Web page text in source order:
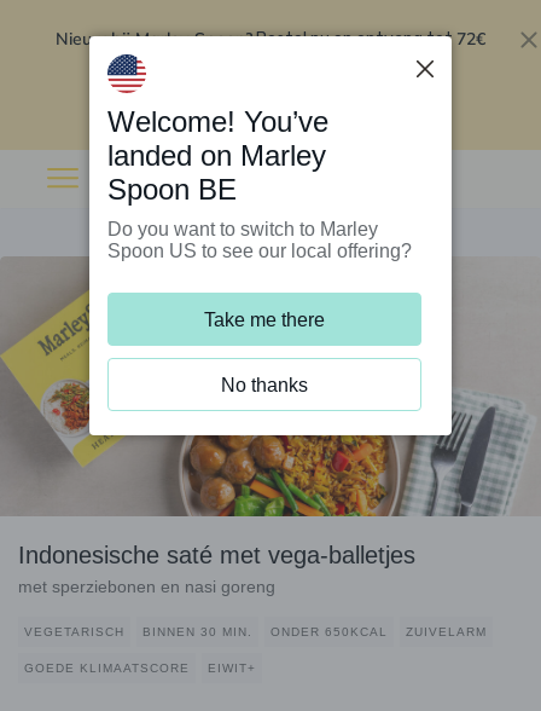
Nieuw bij Marley Spoon?Bestel nu en ontvang tot 72€
Indonesische saté met vega-balletjes
met sperziebonen en nasi goreng
VEGETARISCH BINNEN 30 MIN. ONDER 650KCAL ZUIVELARM
GOEDE KLIMAATSCORE EIWIT+
Welcome! You’ve
landed on Marley
Spoon BE
Do you want to switch to Marley
Spoon US to see our local offering?
Take me there
No thanks